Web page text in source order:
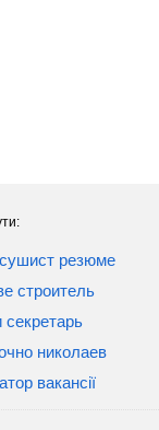
сушист резюме
строитель
секретарь
николаев
вакансії